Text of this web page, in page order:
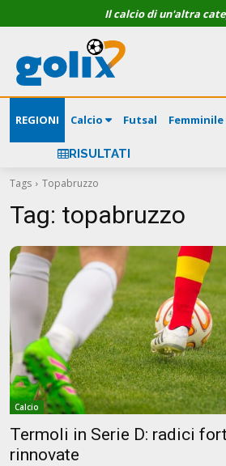
Il calcio di un'altra
REGIONI Calcio Futsal Femminile
RISULTATI
Tags Topabruzzo
Tag: topabruzzo
Calcio
Termoli in Serie D: radici
rinnovate